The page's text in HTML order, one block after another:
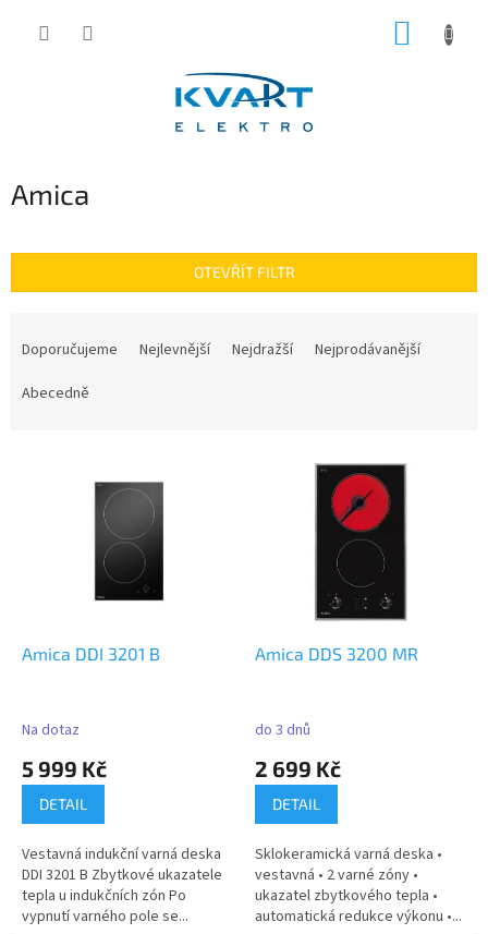
Amica
OTEVŘÍT FILTR
Doporučujeme Nejlevnější Nejdražší
Nejprodávanější
Abecedně
Amica DDI 3201 B
Na dotaz
5 999 Kč
DETAIL
Vestavná indukční varná deska
DDI 3201 B Zbytkové ukazatele
tepla u indukčních zón Po
vypnutí varného pole se...
Amica DDS 3200 MR
do 3 dnů
2 699 Kč
DETAIL
Sklokeramická varná deska •
vestavná • 2 varné zóny •
ukazatel zbytkového tepla •
automatická redukce výkonu •...